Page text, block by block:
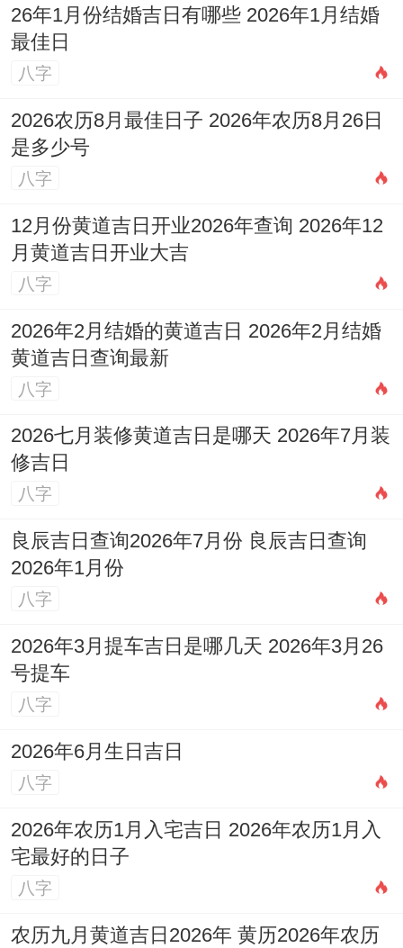
26年1月份结婚吉日有哪些 2026年1月结婚
最佳日
八字
2026农历8月最佳日子 2026年农历8月26日
是多少号
八字
12月份黄道吉日开业2026年查询 2026年12
月黄道吉日开业大吉
八字
2026年2月结婚的黄道吉日 2026年2月结婚
黄道吉日查询最新
八字
2026七月装修黄道吉日是哪天 2026年7月装
修吉日
八字
良辰吉日查询2026年7月份 良辰吉日查询
2026年1月份
八字
2026年3月提车吉日是哪几天 2026年3月26
号提车
八字
2026年6月生日吉日
八字
2026年农历1月入宅吉日 2026年农历1月入
宅最好的日子
八字
农历九月黄道吉日2026年 黄历2026年农历